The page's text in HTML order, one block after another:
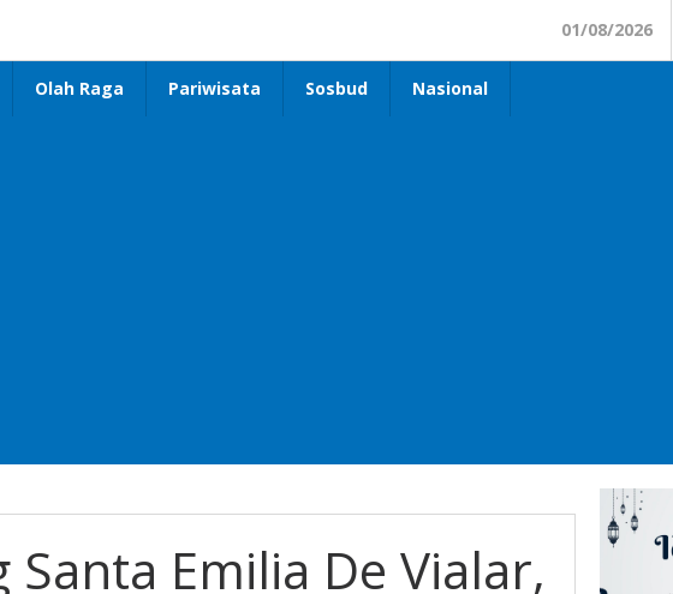
01/08/2026
Olah Raga Pariwisata Sosbud Nasional
Emilia De Vialar,